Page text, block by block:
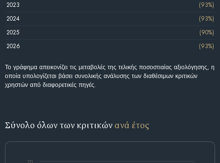
2023
(93%)
2024
(93%)
2025
(90%)
2026
(93%)
Το γράφημα απεικονίζει τις μεταβολές της τελικής ποσοστιαίας αξιολόγησης, η
οποία υπολογίζεται βάσει συνολικής ανάλυσης των διαθέσιμων κριτικών
χρηστών από διαφορετικές πηγές.
Σύνολο όλων των κριτικών ανά έτος